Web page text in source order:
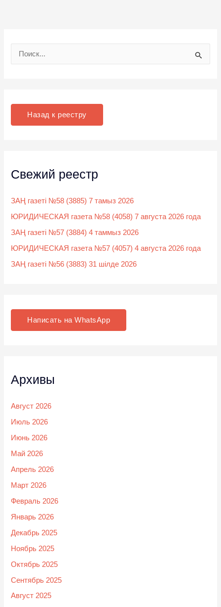
Назад к реестру
Свежий реестр
ЗАҢ газеті №58 (3885) 7 тамыз 2026
ЮРИДИЧЕСКАЯ газета №58 (4058) 7 августа 2026 года
ЗАҢ газеті №57 (3884) 4 таммыз 2026
ЮРИДИЧЕСКАЯ газета №57 (4057) 4 августа 2026 года
ЗАҢ газеті №56 (3883) 31 шілде 2026
Написать на WhatsApp
Архивы
Август 2026
Июль 2026
Июнь 2026
Май 2026
Апрель 2026
Март 2026
Февраль 2026
Январь 2026
Декабрь 2025
Ноябрь 2025
Октябрь 2025
Сентябрь 2025
Август 2025